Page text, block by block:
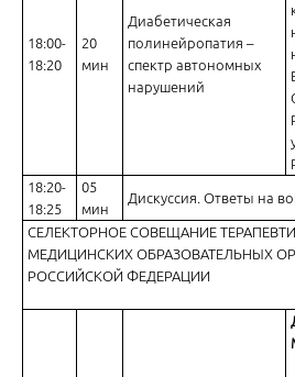
18:00-
18:20
20
мин
Диабетическая
полинейропатия –
спектр автономных
нарушений
18:20-
18:25
05
мин
Дискуссия. Ответы на
СЕЛЕКТОРНОЕ СОВЕЩАНИЕ
МЕДИЦИНСКИХ ОБРАЗОВАТЕЛЬНЫХ
РОССИЙСКОЙ ФЕДЕРАЦИИ